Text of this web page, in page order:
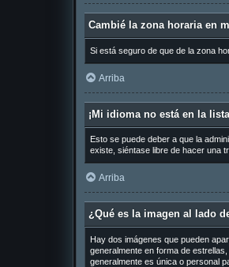
Cambié la zona horaria en
Si está seguro de que de la zona
Arriba
¡Mi idioma no está en la
Esto se puede deber a que la
existe, siéntase libre de hacer una
Arriba
¿Qué es la imagen al lado
Hay dos imágenes que pueden
generalmente en forma de
generalmente es única o personal